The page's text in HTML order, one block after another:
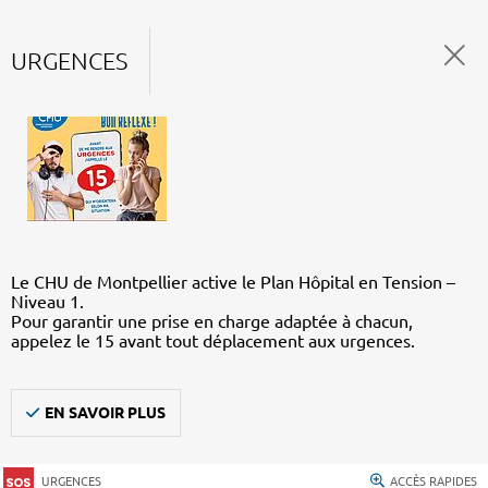
URGENCES
Le CHU de Montpellier active le Plan Hôpital en Tension –
Niveau 1.
Pour garantir une prise en charge adaptée à chacun,
appelez le 15 avant tout déplacement aux urgences.
EN SAVOIR PLUS
URGENCES ACCÈS RAPIDES